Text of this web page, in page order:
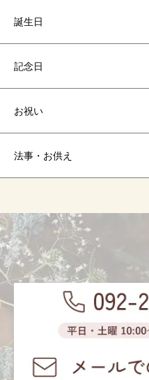
誕生日
記念日
お祝い
法事・お供え